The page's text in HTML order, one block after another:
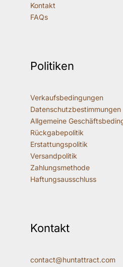
Kontakt
FAQs
Politiken
Verkaufsbedingungen
Datenschutzbestimmungen
Allgemeine
Rückgabepolitik
Erstattungspolitik
Versandpolitik
Zahlungsmethode
Haftungsausschluss
Kontakt
contact@huntattract.com